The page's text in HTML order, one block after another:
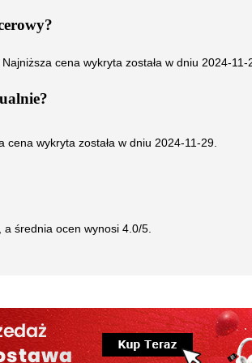
?
Najniższa cena wykryta została w dniu 2024-11-
cena wykryta została w dniu 2024-11-29
a średnia ocen wynosi 4.0/5.